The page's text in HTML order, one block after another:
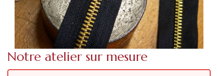
Notre atelier sur mesure